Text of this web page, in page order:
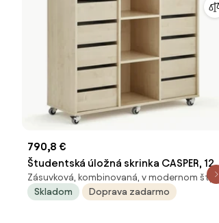
790,8 €
Študentská úložná skrinka CASPER, 12
zásuviek, 3 priehradky, breza
Zásuvková, kombinovaná, v modernom štýle
Skladom
Doprava zadarmo